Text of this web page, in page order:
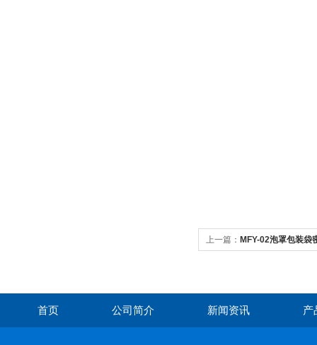
上一篇： MFY-02泡罩包装袋
首页 公司简介 新闻资讯 产